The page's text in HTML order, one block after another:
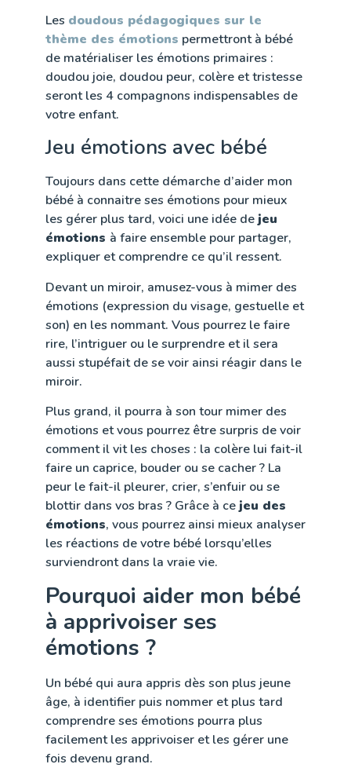
Les doudous pédagogiques sur le
thème des émotions permettront à bébé
de matérialiser les émotions primaires :
doudou joie, doudou peur, colère et tristesse
seront les 4 compagnons indispensables de
votre enfant.
Jeu émotions avec bébé
Toujours dans cette démarche d’aider mon
bébé à connaitre ses émotions pour mieux
les gérer plus tard, voici une idée dejeu
émotions à faire ensemble pour partager,
expliquer et comprendre ce qu’il ressent.
Devant un miroir, amusez-vous à mimer des
émotions (expression du visage, gestuelle et
son) en les nommant. Vous pourrez le faire
rire, l’intriguer ou le surprendre et il sera
aussi stupéfait de se voir ainsi réagir dans le
miroir.
Plus grand, il pourra à son tour mimer des
émotions et vous pourrez être surpris de voir
comment il vit les choses : la colère lui fait-il
faire un caprice, bouder ou se cacher ? La
peur le fait-il pleurer, crier, s’enfuir ou se
blottir dans vos bras ? Grâce à cejeu des
émotions, vous pourrez ainsi mieux analyser
les réactions de votre bébé lorsqu’elles
surviendront dans la vraie vie.
Pourquoi aider mon bébé
à apprivoiser ses
émotions ?
Un bébé qui aura appris dès son plus jeune
âge, à identifier puis nommer et plus tard
comprendre ses émotions pourra plus
facilement les apprivoiser et les gérer une
fois devenu grand.